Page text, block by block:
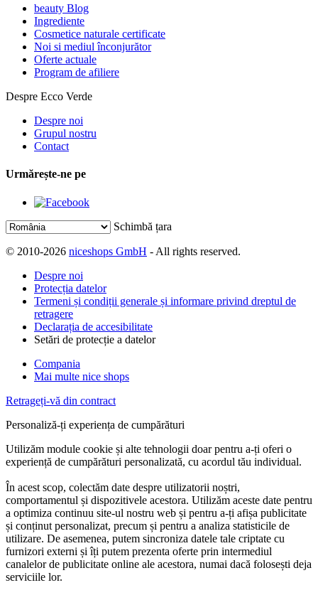
beauty Blog
Ingrediente
Cosmetice naturale certificate
Noi si mediul înconjurător
Oferte actuale
Program de afiliere
Despre Ecco Verde
Despre noi
Grupul nostru
Contact
Urmărește-ne pe
Schimbă țara
© 2010-2026 niceshops GmbH - All rights reserved.
Despre noi
Protecția datelor
Termeni și condiții generale și informare privind dreptul de
retragere
Declarația de accesibilitate
Setări de protecție a datelor
Compania
Mai multe nice shops
Retrageți-vă din contract
Personaliză-ți experiența de cumpărături
Utilizăm module cookie și alte tehnologii doar pentru a-ți oferi o
experiență de cumpărături personalizată, cu acordul tău individual.
În acest scop, colectăm date despre utilizatorii noștri,
comportamentul și dispozitivele acestora. Utilizăm aceste date pentru
a optimiza continuu site-ul nostru web și pentru a-ți afișa publicitate
și conținut personalizat, precum și pentru a analiza statisticile de
utilizare. De asemenea, putem sincroniza datele tale criptate cu
furnizori externi și îți putem prezenta oferte prin intermediul
canalelor de publicitate online ale acestora, numai dacă folosești deja
serviciile lor.